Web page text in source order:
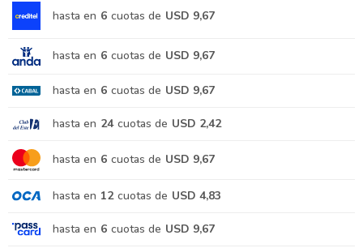
hasta en 6 cuotas de USD 9,67
hasta en 6 cuotas de USD 9,67
hasta en 6 cuotas de USD 9,67
hasta en 24 cuotas de USD 2,42
hasta en 6 cuotas de USD 9,67
hasta en 12 cuotas de USD 4,83
hasta en 6 cuotas de USD 9,67